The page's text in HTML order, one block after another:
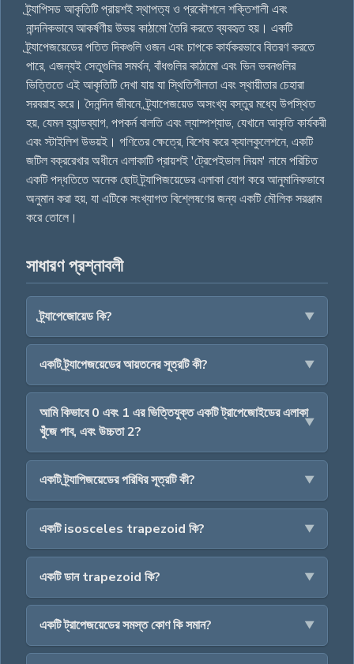
ট্র্যাপিসড আকৃতিটি প্রায়শই স্থাপত্য ও প্রকৌশলে শক্তিশালী এবং
নান্দনিকভাবে আকর্ষণীয় উভয় কাঠামো তৈরি করতে ব্যবহৃত হয়। একটি
ট্র্যাপেজয়েডের পতিত দিকগুলি ওজন এবং চাপকে কার্যকরভাবে বিতরণ করতে
পারে, এজন্যই সেতুগুলির সমর্থন, বাঁধগুলির কাঠামো এবং ভিন ভবনগুলির
ভিত্তিতে এই আকৃতিটি দেখা যায় যা স্থিতিশীলতা এবং স্থায়ীতার চেহারা
সরবরাহ করে। দৈনন্দিন জীবনে, ট্র্যাপেজয়েড অসংখ্য বস্তুর মধ্যে উপস্থিত
হয়, যেমন হ্যান্ডব্যাগ, পপকর্ন বালতি এবং ল্যাম্পশ্যাড, যেখানে আকৃতি কার্যকরী
এবং স্টাইলিশ উভয়ই। গণিতের ক্ষেত্রে, বিশেষ করে ক্যালকুলেশনে, একটি
জটিল বক্ররেখার অধীনে এলাকাটি প্রায়শই 'ট্রেপেইডাল নিয়ম' নামে পরিচিত
একটি পদ্ধতিতে অনেক ছোট ট্র্যাপিজয়েডের এলাকা যোগ করে আনুমানিকভাবে
অনুমান করা হয়, যা এটিকে সংখ্যাগত বিশ্লেষণের জন্য একটি মৌলিক সরঞ্জাম
করে তোলে।
সাধারণ প্রশ্নাবলী
ট্র্যাপেজোয়েড কি?
একটি ট্র্যাপেজয়েডের আয়তনের সূত্রটি কী?
আমি কিভাবে 0 এবং 1 এর ভিত্তিযুক্ত একটি ট্রাপেজোইডের এলাকা
খুঁজে পাব, এবং উচ্চতা 2?
একটি ট্র্যাপিজয়েডের পরিধির সূত্রটি কী?
একটি isosceles trapezoid কি?
একটি ডান trapezoid কি?
একটি ট্রাপেজয়েডের সমস্ত কোণ কি সমান?